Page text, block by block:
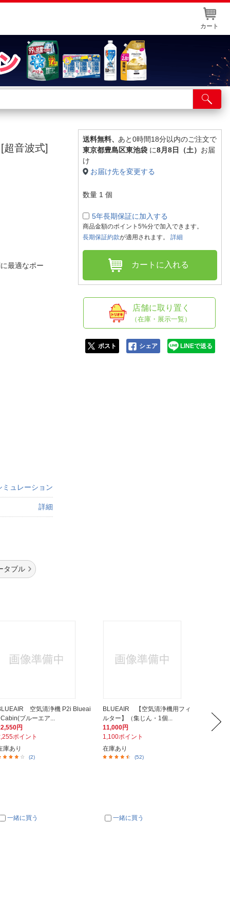
カート
舗サービス
ト取り置き
情報・店舗一覧
超音波式]
最適なポー
ミュレーション
詳細
送料無料、 あと0時間18分以内のご注文で
東京都豊島区東池袋 に8月8日（土） お届
け
お届け先を変更する
数量 1 個
5年長期保証に加入する
商品金額のポイント5%分で加入できます。
長期保証約款が適用されます。 詳細
カートに入れる
店舗に取り置く
（在庫・展示一覧）
ポスト シェア LINEで送る
タブル
空気清浄機 P2i Blueai
ブルーエア...
円
ポイント
庫あり
(2)
一緒に買う
BLUEAIR 【空気清浄機用フィ
ルター】（集じん・1個...
11,000円
1,100ポイント
在庫あり
(52)
一緒に買う
ンパ
9,900円